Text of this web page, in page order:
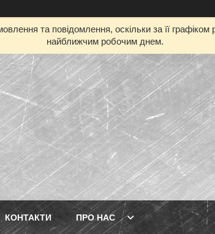
та повідомлення, оскільки за її
найближчим робочим днем.
КОНТАКТИ ПРО НАС